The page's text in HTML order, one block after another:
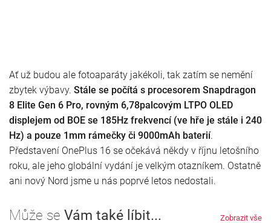
Ať už budou ale fotoaparáty jakékoli, tak zatím se nemění
zbytek výbavy. Stále se počítá s procesorem Snapdragon
8 Elite Gen 6 Pro, rovným 6,78palcovým LTPO OLED
displejem od BOE se 185Hz frekvencí (ve hře je stále i 240
Hz) a pouze 1mm rámečky či 9000mAh baterií.
Představení OnePlus 16 se očekává někdy v říjnu letošního
roku, ale jeho globální vydání je velkým otazníkem. Ostatně
ani nový Nord jsme u nás poprvé letos nedostali.
Může se Vám také líbit... Zobrazit vše